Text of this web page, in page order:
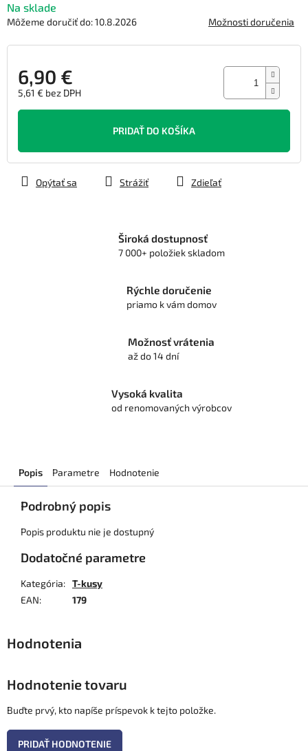
Na sklade
Môžeme doručiť do:10.8.2026 Možnosti doručenia
6,90 €
5,61 € bez DPH
Jednotková
PRIDAŤ DO KOŠÍKA
Opýtať sa Strážiť Zdieľať
z
5
Široká dostupnosť
7 000+ položiek skladom
Rýchle doručenie
priamo k vám domov
Možnosť vrátenia
až do 14 dní
Vysoká kvalita
od renomovaných výrobcov
Popis Parametre Hodnotenie
Podrobný popis
Popis produktu nie je dostupný
Dodatočné parametre
Kategória: T-kusy
EAN: 179
Hodnotenie tovaru
Buďte prvý, kto napíše príspevok k tejto položke.
PRIDAŤ HODNOTENIE